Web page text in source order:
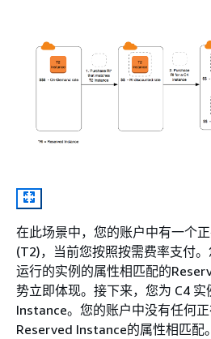
在此场景中，您的账户中有一个
(T2)，当前您按照按需费率支付
运行的实例的属性相匹配的
势立即体现。接下来，您为 C4
Instance。您的账户中没有任何
Reserved Instance的属性相匹配